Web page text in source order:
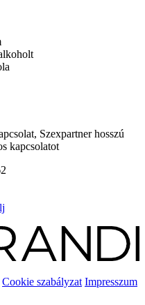
Szexpartner hosszú
kapcsolatot
Cookie szabályzat Impresszum